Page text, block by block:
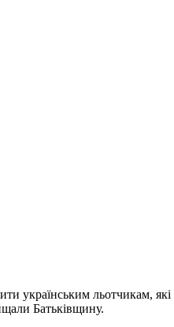
українським льотчикам,
Батьківщину.